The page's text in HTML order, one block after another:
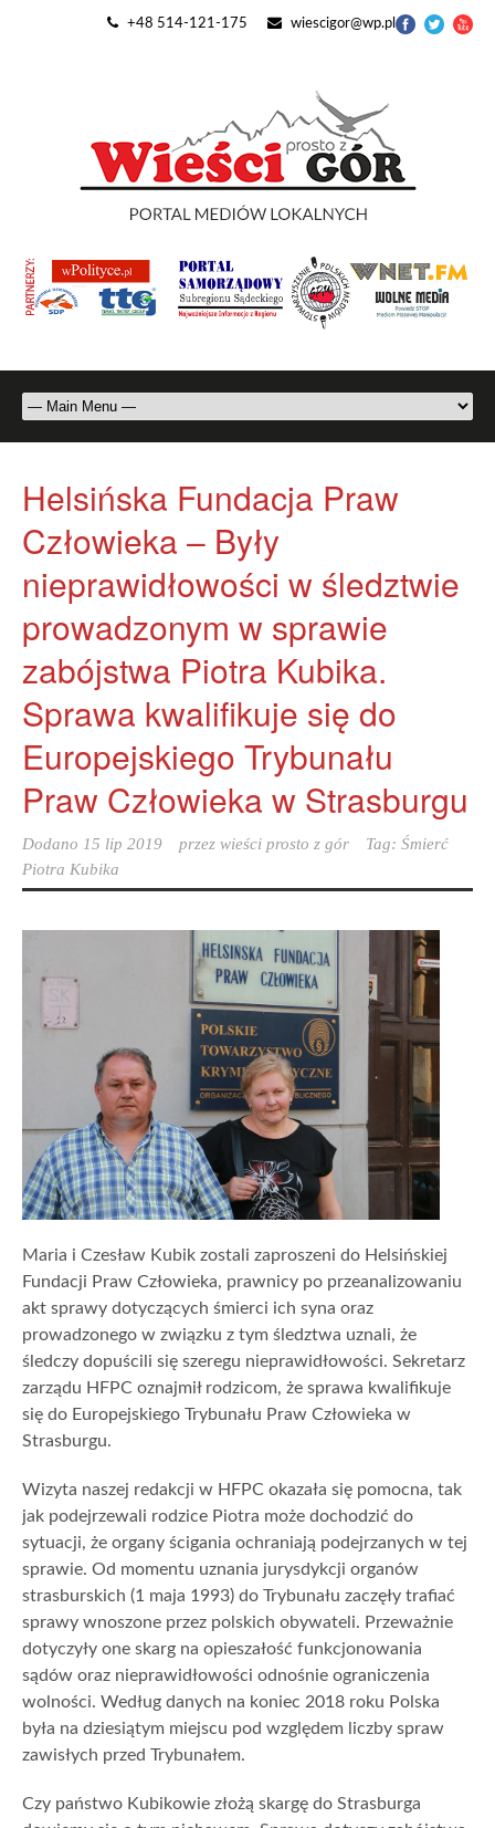
+48 514-121-175 wiescigor@wp.pl
Helsińska Fundacja Praw
Człowieka – Były
nieprawidłowości w śledztwie
prowadzonym w sprawie
zabójstwa Piotra Kubika.
Sprawa kwalifikuje się do
Europejskiego Trybunału
Praw Człowieka w Strasburgu
Dodano 15 lip 2019 przez wieści prosto z gór Tag: Śmierć
Piotra Kubika
Maria i Czesław Kubik zostali zaproszeni do Helsińskiej
Fundacji Praw Człowieka, prawnicy po przeanalizowaniu
akt sprawy dotyczących śmierci ich syna oraz
prowadzonego w związku z tym śledztwa uznali, że
śledczy dopuścili się szeregu nieprawidłowości. Sekretarz
zarządu HFPC oznajmił rodzicom, że sprawa kwalifikuje
się do Europejskiego Trybunału Praw Człowieka w
Strasburgu.
Wizyta naszej redakcji w HFPC okazała się pomocna, tak
jak podejrzewali rodzice Piotra może dochodzić do
sytuacji, że organy ścigania ochraniają podejrzanych w tej
sprawie. Od momentu uznania jurysdykcji organów
strasburskich (1 maja 1993) do Trybunału zaczęły trafiać
sprawy wnoszone przez polskich obywateli. Przeważnie
dotyczyły one skarg na opieszałość funkcjonowania
sądów oraz nieprawidłowości odnośnie ograniczenia
wolności. Według danych na koniec 2018 roku Polska
była na dziesiątym miejscu pod względem liczby spraw
zawisłych przed Trybunałem.
Czy państwo Kubikowie złożą skargę do Strasburga